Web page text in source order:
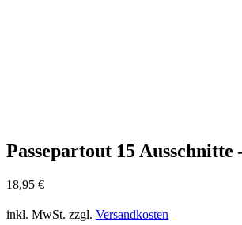
Passepartout 15 Ausschnitte
18,95 €
inkl. MwSt. zzgl. Versandkosten